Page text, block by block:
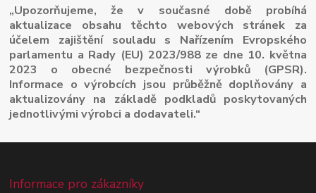
„Upozorňujeme, že v současné době probíhá
aktualizace obsahu těchto webových stránek za
účelem zajištění souladu s Nařízením Evropského
parlamentu a Rady (EU) 2023/988 ze dne 10. května
2023 o obecné bezpečnosti výrobků (GPSR).
Informace o výrobcích jsou průběžně doplňovány a
aktualizovány na základě podkladů poskytovaných
jednotlivými výrobci a dodavateli.“
Informace pro zákazníky